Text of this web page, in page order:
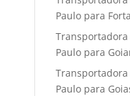
Paulo para
Transportadora
Paulo para
Transportadora
Paulo para